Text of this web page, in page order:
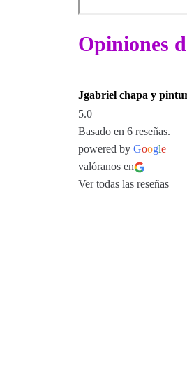
Opiniones
Jgabriel chapa y
5.0
Basado en 6 reseñas.
powered by Google
valóranos en
Ver todas las reseñas